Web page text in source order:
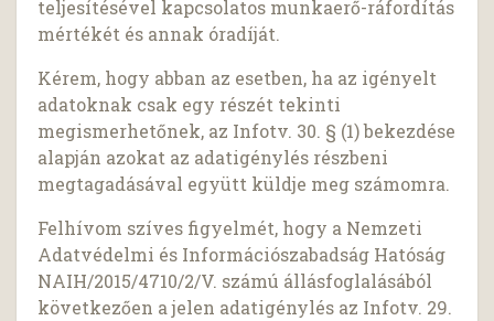
teljesítésével kapcsolatos munkaerő-ráfordítás
mértékét és annak óradíját.
Kérem, hogy abban az esetben, ha az igényelt
adatoknak csak egy részét tekinti
megismerhetőnek, az Infotv. 30. § (1) bekezdése
alapján azokat az adatigénylés részbeni
megtagadásával együtt küldje meg számomra.
Felhívom szíves figyelmét, hogy a Nemzeti
Adatvédelmi és Információszabadság Hatóság
NAIH/2015/4710/2/V. számú állásfoglalásából
következően a jelen adatigénylés az Infotv. 29.